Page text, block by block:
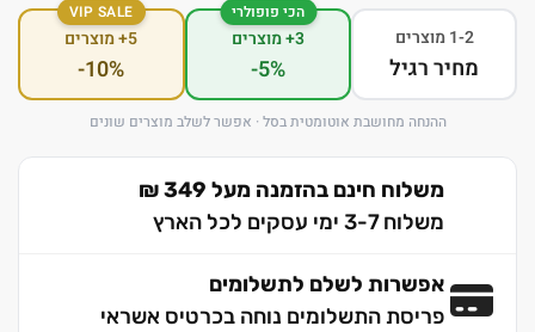
1-2 מוצרים
מחיר רגיל
הכי פופולרי
3+ מוצרים
-5%
VIP SALE
5+ מוצרים
-10%
ההנחה מחושבת אוטומטית בסל · אפשר לשלב מוצרים שונים
משלוח חינם בהזמנה מעל 349 ₪
משלוח 3-7 ימי עסקים לכל הארץ
אפשרות לשלם לתשלומים
פריסת התשלומים נוחה בכרטיס אשראי